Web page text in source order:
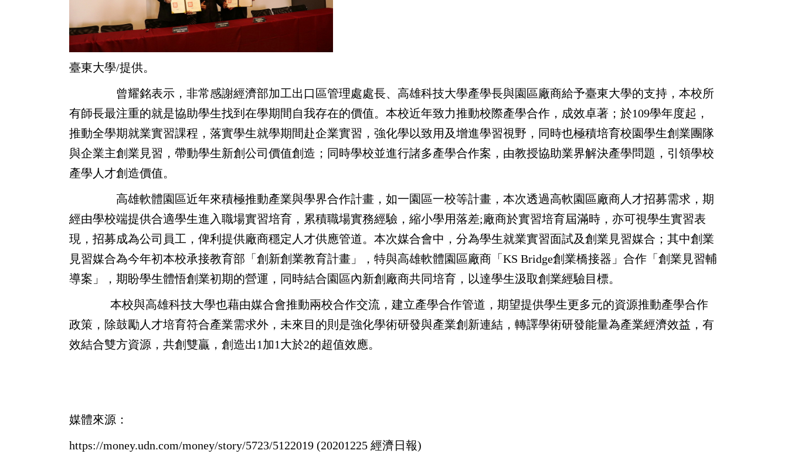
臺東大學/提供。
曾耀銘表示，非常感謝經濟部加工出口區管理處處長、高雄科技大學產學長與園區廠商給予臺東大學的支持，本校所
有師長最注重的就是協助學生找到在學期間自我存在的價值。本校近年致力推動校際產學合作，成效卓著；於109學年度起，
推動全學期就業實習課程，落實學生就學期間赴企業實習，強化學以致用及增進學習視野，同時也極積培育校園學生創業團隊
與企業主創業見習，帶動學生新創公司價值創造；同時學校並進行諸多產學合作案，由教授協助業界解決產學問題，引領學校
產學人才創造價值。
高雄軟體園區近年來積極推動產業與學界合作計畫，如一園區一校等計畫，本次透過高軟園區廠商人才招募需求，期
經由學校端提供合適學生進入職場實習培育，累積職場實務經驗，縮小學用落差;廠商於實習培育屆滿時，亦可視學生實習表
現，招募成為公司員工，俾利提供廠商穩定人才供應管道。本次媒合會中，分為學生就業實習面試及創業見習媒合；其中創業
見習媒合為今年初本校承接教育部「創新創業教育計畫」，特與高雄軟體園區廠商「KS Bridge創業橋接器」合作「創業見習輔
導案」，期盼學生體悟創業初期的營運，同時結合園區內新創廠商共同培育，以達學生汲取創業經驗目標。
本校與高雄科技大學也藉由媒合會推動兩校合作交流，建立產學合作管道，期望提供學生更多元的資源推動產學合作
政策，除鼓勵人才培育符合產業需求外，未來目的則是強化學術研發與產業創新連結，轉譯學術研發能量為產業經濟效益，有
效結合雙方資源，共創雙贏，創造出1加1大於2的超值效應。
媒體來源：
https://money.udn.com/money/story/5723/5122019 (20201225 經濟日報)